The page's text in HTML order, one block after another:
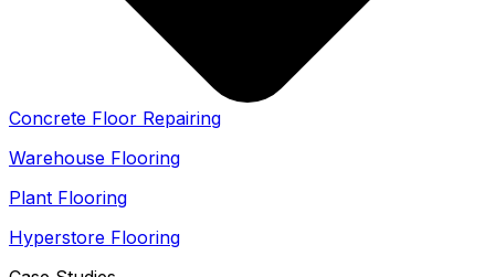
Concrete Floor Repairing
Warehouse Flooring
Plant Flooring
Hyperstore Flooring